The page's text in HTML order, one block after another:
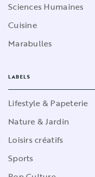
Sciences Humaines
Cuisine
Marabulles
LABELS
Lifestyle & Papeterie
Nature & Jardin
Loisirs créatifs
Sports